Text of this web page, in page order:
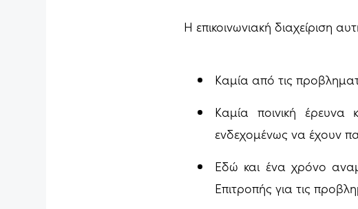
Η επικοινωνιακή διαχείριση
Καμία από τις
Καμία ποινική έρευνα
ενδεχομένως να έχουν
Εδώ και ένα χρόνο
Επιτροπής για τις